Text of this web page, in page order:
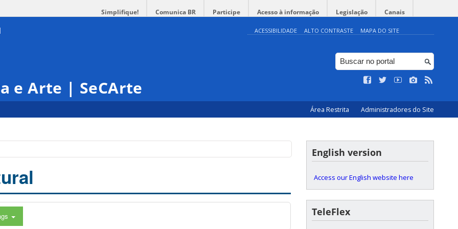
Simplifique! Comunica BR Participe Acesso à informação Legislação Canais
ACESSIBILIDADE ALTO CONTRASTE MAPA DO SITE
e Arte | SeCArte
Área Restrita Administradores do Site
English version
Access our English website here
TeleFlex